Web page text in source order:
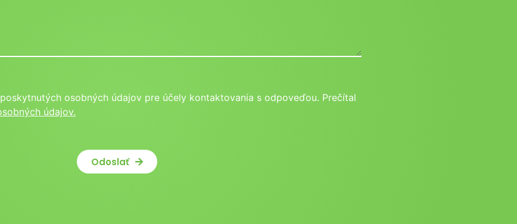
osobných údajov pre účely kontaktovania s odpoveďou. Prečítal
údajov.
Odoslať